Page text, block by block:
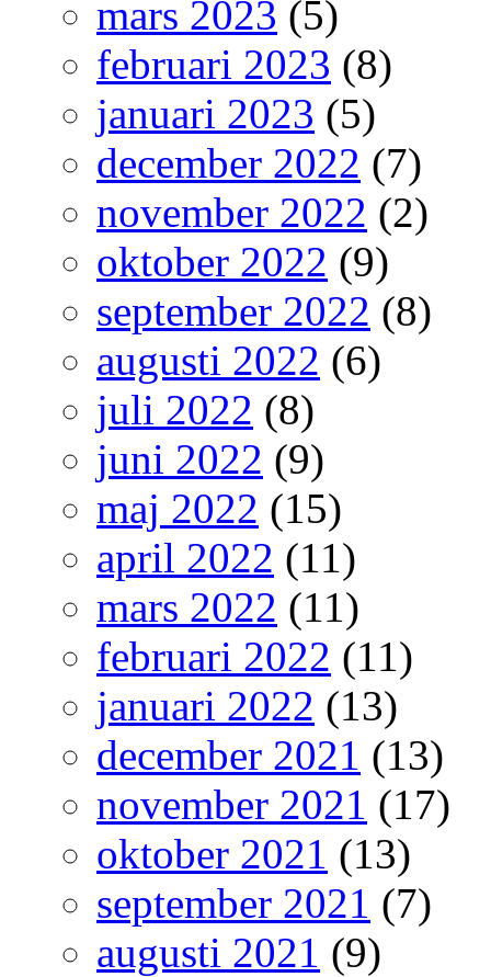
mars 2023 (5)
februari 2023 (8)
januari 2023 (5)
december 2022 (7)
november 2022 (2)
oktober 2022 (9)
september 2022 (8)
augusti 2022 (6)
juli 2022 (8)
juni 2022 (9)
maj 2022 (15)
april 2022 (11)
mars 2022 (11)
februari 2022 (11)
januari 2022 (13)
december 2021 (13)
november 2021 (17)
oktober 2021 (13)
september 2021 (7)
augusti 2021 (9)